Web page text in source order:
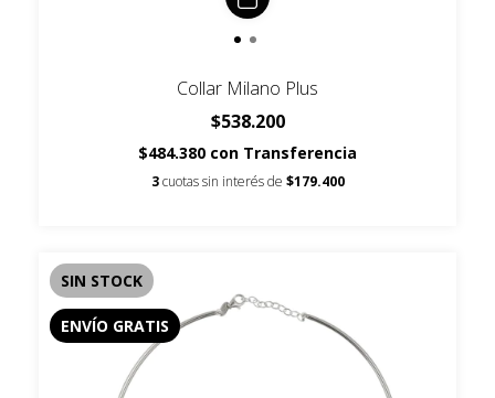
Collar Milano Plus
$538.200
$484.380 con Transferencia
3 cuotas sin interés de $179.400
SIN STOCK
ENVÍO GRATIS